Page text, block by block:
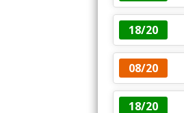
18/20
08/20
18/20